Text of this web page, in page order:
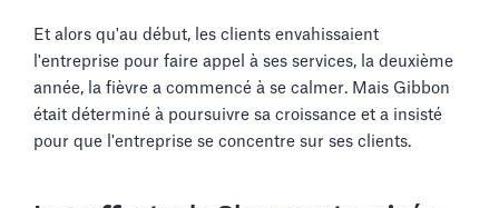
Et alors qu'au début, les clients envahissaient
l'entreprise pour faire appel à ses services, la deuxième
année, la fièvre a commencé à se calmer. Mais Gibbon
était déterminé à poursuivre sa croissance et a insisté
pour que l'entreprise se concentre sur ses clients.